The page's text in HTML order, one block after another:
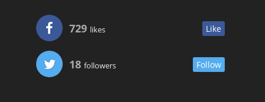
729 likes Like
18 followers Follow